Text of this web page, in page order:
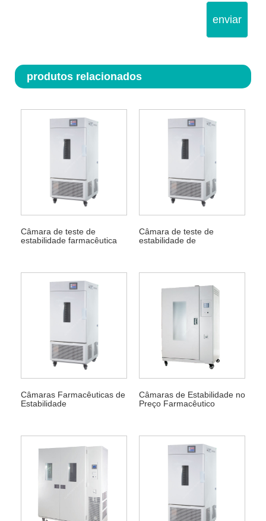
enviar
produtos relacionados
Câmara de teste de
estabilidade farmacêutica
Câmara de teste de
estabilidade de
Câmaras Farmacêuticas de
Estabilidade
Câmaras de Estabilidade no
Preço Farmacêutico